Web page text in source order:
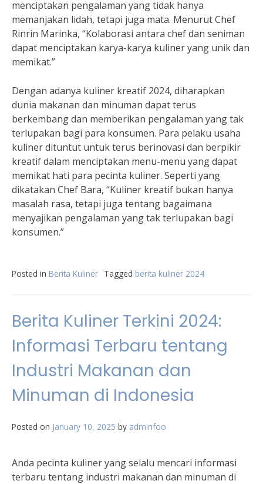
menciptakan pengalaman yang tidak hanya
memanjakan lidah, tetapi juga mata. Menurut Chef
Rinrin Marinka, “Kolaborasi antara chef dan seniman
dapat menciptakan karya-karya kuliner yang unik dan
memikat.”
Dengan adanya kuliner kreatif 2024, diharapkan
dunia makanan dan minuman dapat terus
berkembang dan memberikan pengalaman yang tak
terlupakan bagi para konsumen. Para pelaku usaha
kuliner dituntut untuk terus berinovasi dan berpikir
kreatif dalam menciptakan menu-menu yang dapat
memikat hati para pecinta kuliner. Seperti yang
dikatakan Chef Bara, “Kuliner kreatif bukan hanya
masalah rasa, tetapi juga tentang bagaimana
menyajikan pengalaman yang tak terlupakan bagi
konsumen.”
Posted in Berita Kuliner Tagged berita kuliner 2024
Berita Kuliner Terkini 2024:
Informasi Terbaru tentang
Industri Makanan dan
Minuman di Indonesia
Posted on January 10, 2025 by adminfoo
Anda pecinta kuliner yang selalu mencari informasi
terbaru tentang industri makanan dan minuman di